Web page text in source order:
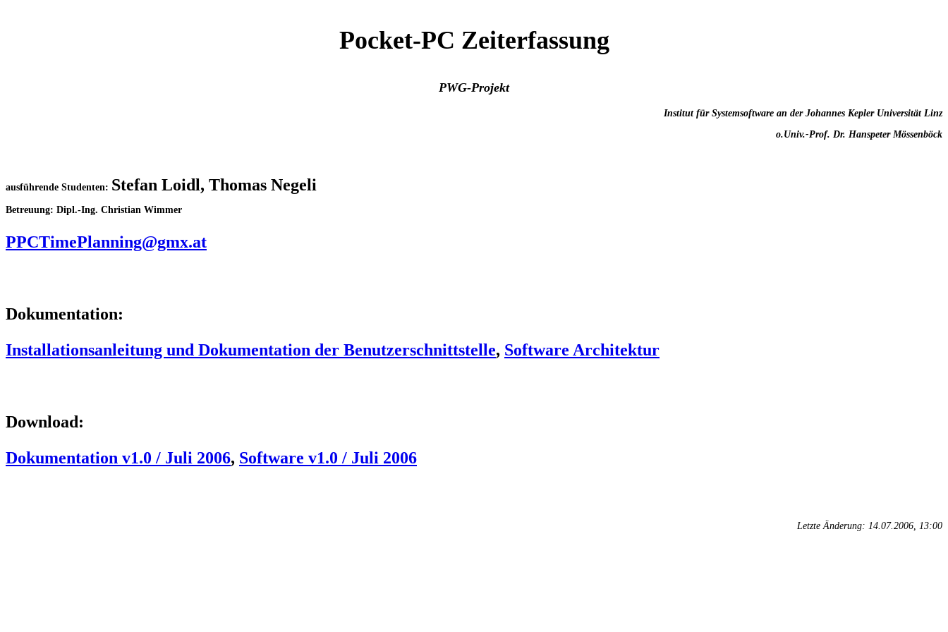
Pocket-PC Zeiterfassung
PWG-Projekt
Institut für Systemsoftware an der Johannes Kepler Universität Linz
o.Univ.-Prof. Dr. Hanspeter Mössenböck
ausführende Studenten: Stefan Loidl, Thomas Negeli
Betreuung: Dipl.-Ing. Christian Wimmer
PPCTimePlanning@gmx.at
Dokumentation:
Installationsanleitung und Dokumentation der Benutzerschnittstelle, Software Architektur
Download:
Dokumentation v1.0 / Juli 2006, Software v1.0 / Juli 2006
Letzte Änderung: 14.07.2006, 13:00